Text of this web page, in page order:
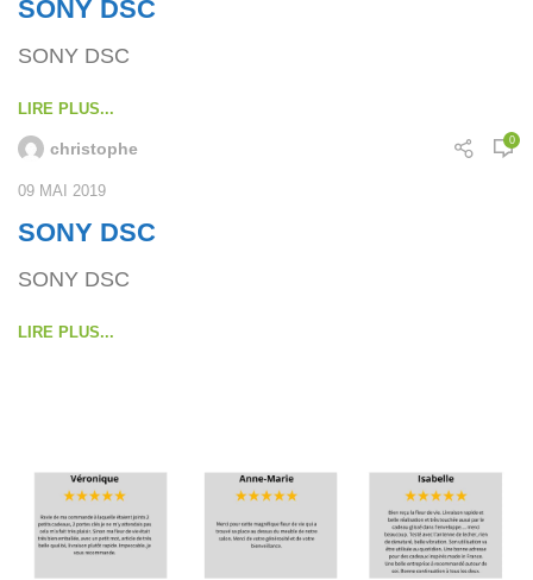
SONY DSC
SONY DSC
LIRE PLUS...
christophe 0
09 MAI 2019
SONY DSC
SONY DSC
LIRE PLUS...